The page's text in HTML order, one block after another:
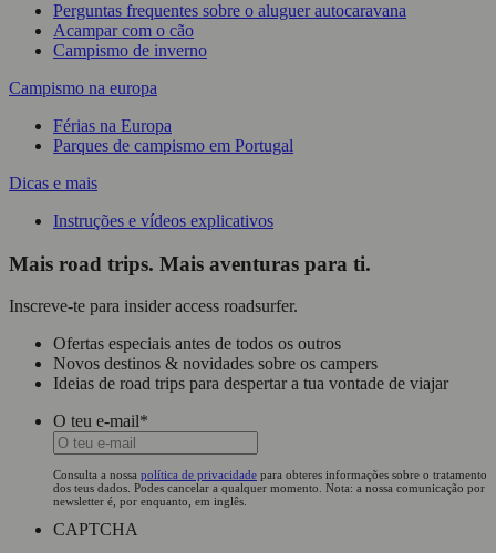
Perguntas frequentes sobre o aluguer autocaravana
Acampar com o cão
Campismo de inverno
Campismo na europa
Férias na Europa
Parques de campismo em Portugal
Dicas e mais
Instruções e vídeos explicativos
Mais road trips. Mais aventuras para ti.
Inscreve-te para insider access roadsurfer.
Ofertas especiais antes de todos os outros
Novos destinos & novidades sobre os campers
Ideias de road trips para despertar a tua vontade de viajar
O teu e-mail*
Consulta a nossa política de privacidade para obteres informações sobre o tratamento
dos teus dados. Podes cancelar a qualquer momento. Nota: a nossa comunicação por
newsletter é, por enquanto, em inglês.
CAPTCHA